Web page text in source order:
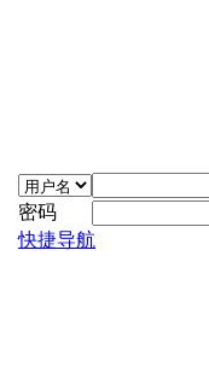
密码
快捷导航